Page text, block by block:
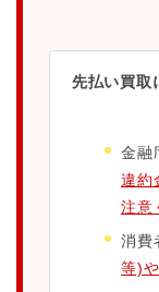
先払い買取
金融
違約
注意
消費
等)